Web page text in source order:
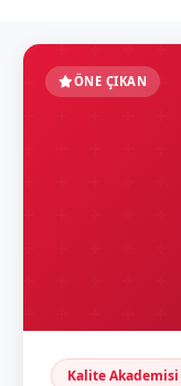
ÖNE ÇIKAN
Kalite Akademisi